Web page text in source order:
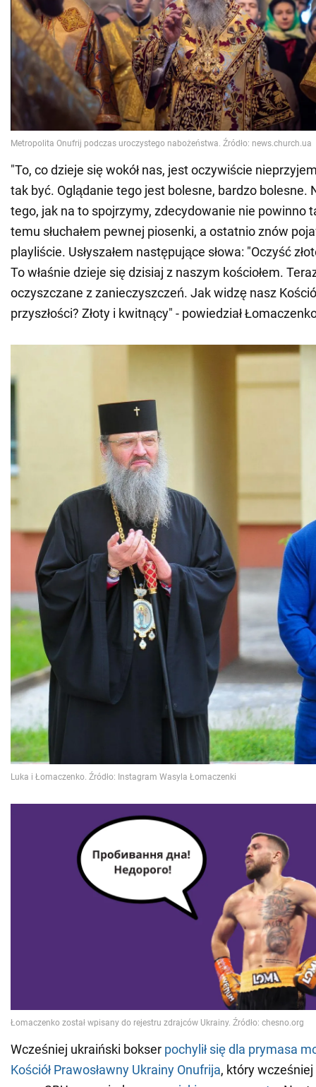
"To, co dzieje się wokół nas, jest oczywiście
tak być. Oglądanie tego jest bolesne, bardzo bolesne.
tego, jak na to spojrzymy, zdecydowanie nie powinno
temu słuchałem pewnej piosenki, a ostatnio znów
playliście. Usłyszałem następujące słowa: "Oczyść
To właśnie dzieje się dzisiaj z naszym kościołem.
oczyszczane z zanieczyszczeń. Jak widzę nasz
przyszłości? Złoty i kwitnący" - powiedział
Wcześniej ukraiński bokser pochylił się dla prymasa
Kościół Prawosławny Ukrainy Onufrija, który wcześniej